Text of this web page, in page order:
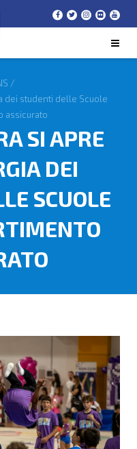
/
dei studenti delle Scuole
assicurato
SI APRE
DEI
SCUOLE